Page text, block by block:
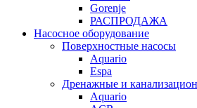
Gorenje
РАСПРОДАЖА
Насосное оборудование
Поверхностные насосы
Aquario
Espa
Дренажные и
Aquario